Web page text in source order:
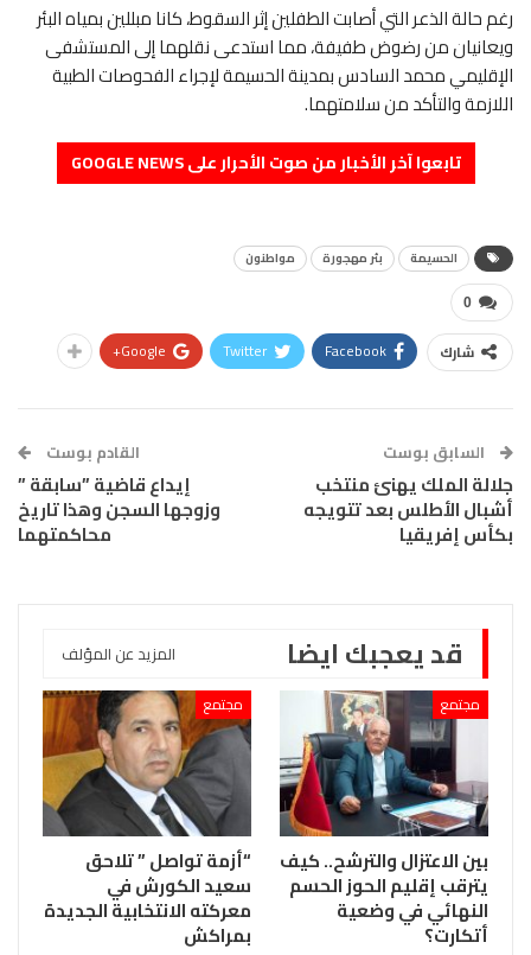
رغم حالة الذعر التي أصابت الطفلين إثر السقوط، كانا مبللين بمياه البئر
ويعانيان من رضوض طفيفة، مما استدعى نقلهما إلى المستشفى
الإقليمي محمد السادس بمدينة الحسيمة لإجراء الفحوصات الطبية
اللازمة والتأكد من سلامتهما.
تابعوا آخر الأخبار من صوت الأحرار على GOOGLE NEWS
الحسيمة بئر مهجورة مواطنون
0
شارك Facebook
Twitter
Google+
السابق بوست
جلالة الملك يهنئ منتخب
أشبال الأطلس بعد تتويجه
بكأس إفريقيا
القادم بوست
إيداع قاضية ”سابقة ”
وزوجها السجن وهذا تاريخ
محاكمتهما
قد يعجبك ايضا المزيد عن المؤلف
مجتمع
بين الاعتزال والترشح.. كيف
يترقب إقليم الحوز الحسم
النهائي في وضعية
أتكارت؟
مجتمع
“أزمة تواصل ” تلاحق
سعيد الكورش في
معركته الانتخابية الجديدة
بمراكش